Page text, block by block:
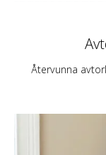
Återvunna